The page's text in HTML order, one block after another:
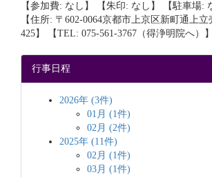
【参加費: なし】 【朱印: なし】 【駐車場:
【住所: 〒602-0064京都市上京区新町通上立
425】 【TEL: 075-561-3767（得浄明院へ）】
行事日程
2026年 (3件)
01月 (1件)
02月 (2件)
2025年 (11件)
02月 (1件)
03月 (1件)